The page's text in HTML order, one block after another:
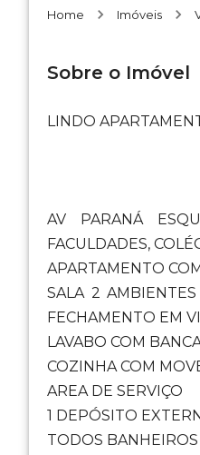
Home Imóveis
Sobre o Imóvel
LINDO
AV PARANÁ
FACULDADES,
APARTAMENTO
SALA 2
FECHAMENTO EM
LAVABO COM
COZINHA COM
AREA DE SERVIÇO
1 DEPÓSITO
TODOS